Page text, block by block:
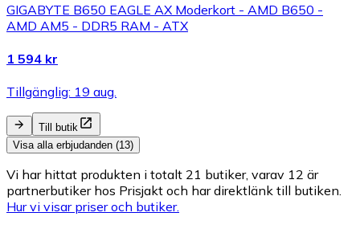
GIGABYTE B650 EAGLE AX Moderkort - AMD B650 -
AMD AM5 - DDR5 RAM - ATX
1 594 kr
Tillgänglig: 19 aug.
Till butik
Visa alla erbjudanden (13)
Vi har hittat produkten i totalt 21 butiker, varav 12 är
partnerbutiker hos Prisjakt och har direktlänk till butiken.
Hur vi visar priser och butiker.